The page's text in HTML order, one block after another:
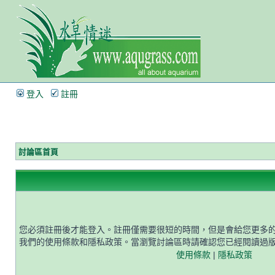
登入 註冊
討論區首頁
您必須註冊後才能登入。註冊僅需要很短的時間，但是會給您更多
我們的使用條款和隱私政策。當瀏覽討論區時請確認您已經閱讀過
使用條款| 隱私政策